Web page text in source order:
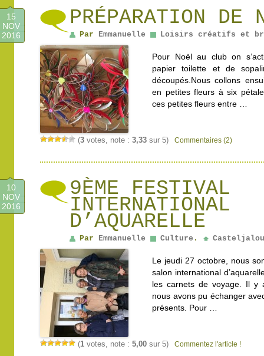
PRÉPARATION DE
15
NOV
2016
Par Emmanuelle Loisirs créatifs et
Pour Noël au club on
papier toilette et de
découpés.Nous collons
en petites fleurs à six
ces petites fleurs entre …
(3 votes, note : 3,33 sur 5) Commentaires (2)
9ÈME FESTIVAL
INTERNATIONAL
D’AQUARELLE
10
NOV
2016
Par Emmanuelle Culture .
Le jeudi 27 octobre, nous
salon international
les carnets de voyage. Il y
nous avons pu échanger
présents. Pour …
(1 votes, note : 5,00 sur 5) Commentez l'article !